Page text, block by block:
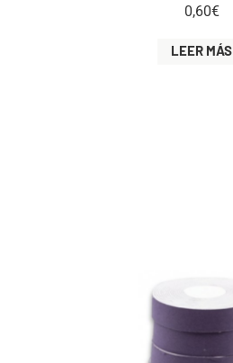
0,60€
LEER MÁS